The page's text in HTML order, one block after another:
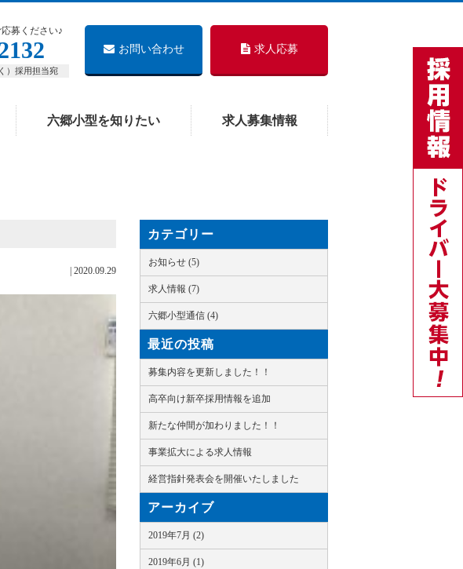
六郷小型を知りたい 求人募集情報
募ください♪
）採用担当宛
お問い合わせ 求人応募
2020.09.29
カテゴリー
お知らせ (5)
求人情報 (7)
六郷小型通信 (4)
最近の投稿
募集内容を更新しました！！
高卒向け新卒採用情報を追加
新たな仲間が加わりました！！
事業拡大による求人情報
経営指針発表会を開催いたしました
アーカイブ
2019年7月 (2)
2019年6月 (1)